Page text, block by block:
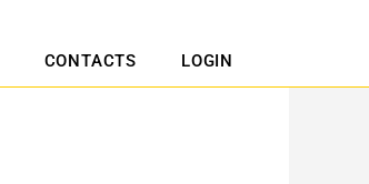
CONTACTS LOGIN